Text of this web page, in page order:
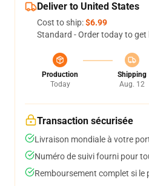
Deliver to United States
Cost to ship:$6.99
Standard - Order today to get
Production
Today
Shipping
Aug. 12
Transaction sécurisée
Livraison mondiale à votre
Numéro de suivi fourni pour
Remboursement complet si le